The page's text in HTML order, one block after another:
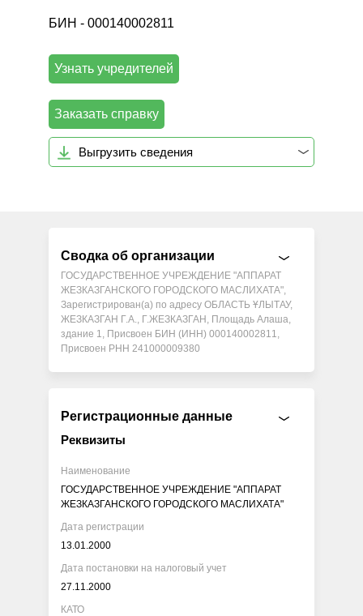
БИН - 000140002811
Узнать учредителей
Заказать справку
Выгрузить сведения
Сводка об организации
ГОСУДАРСТВЕННОЕ УЧРЕЖДЕНИЕ "АППАРАТ
ЖЕЗКАЗГАНСКОГО ГОРОДСКОГО МАСЛИХАТА",
Зарегистрирован(а) по адресу ОБЛАСТЬ ҰЛЫТАУ,
ЖЕЗКАЗГАН Г.А., Г.ЖЕЗКАЗГАН, Площадь Алаша,
здание 1, Присвоен БИН (ИНН) 000140002811,
Присвоен РНН 241000009380
Регистрационные данные
Реквизиты
Наименование
ГОСУДАРСТВЕННОЕ УЧРЕЖДЕНИЕ "АППАРАТ
ЖЕЗКАЗГАНСКОГО ГОРОДСКОГО МАСЛИХАТА"
Дата регистрации
13.01.2000
Дата постановки на налоговый учет
27.11.2000
КАТО